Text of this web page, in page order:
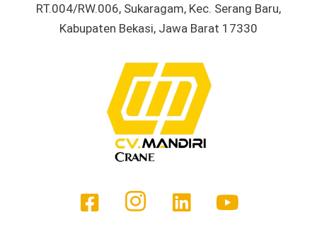
RT.004/RW.006, Sukaragam, Kec. Serang Baru,
Kabupaten Bekasi, Jawa Barat 17330